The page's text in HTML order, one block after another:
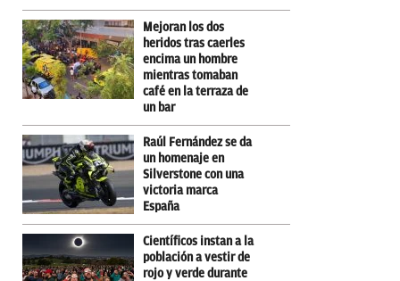
Mejoran los dos
heridos tras caerles
encima un hombre
mientras tomaban
café en la terraza de
un bar
Raúl Fernández se da
un homenaje en
Silverstone con una
victoria marca
España
Científicos instan a la
población a vestir de
rojo y verde durante